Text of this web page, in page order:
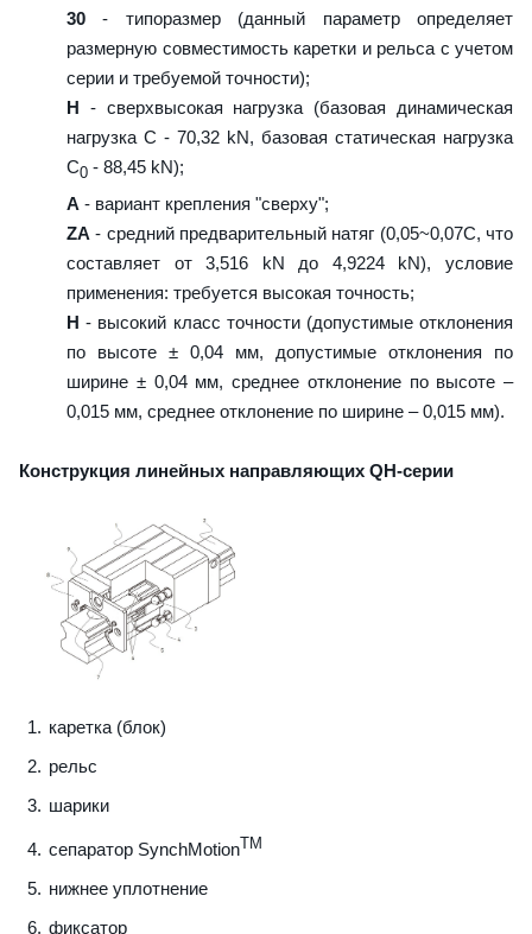
30 - типоразмер (данный параметр определяет
размерную совместимость каретки и рельса с учетом
серии и требуемой точности);
H - сверхвысокая нагрузка (базовая динамическая
нагрузка C - 70,32 kN, базовая статическая нагрузка
С0 - 88,45 kN);
A - вариант крепления "сверху";
ZA - средний предварительный натяг (0,05~0,07C, что
составляет от 3,516 kN до 4,9224 kN), условие
применения: требуется высокая точность;
H - высокий класс точности (допустимые отклонения
по высоте ± 0,04 мм, допустимые отклонения по
ширине ± 0,04 мм, среднее отклонение по высоте –
0,015 мм, среднее отклонение по ширине – 0,015 мм).
Конструкция линейных направляющих QН-серии
каретка (блок)
рельс
шарики
сепаратор SynchMotionTM
нижнее уплотнение
фиксатор